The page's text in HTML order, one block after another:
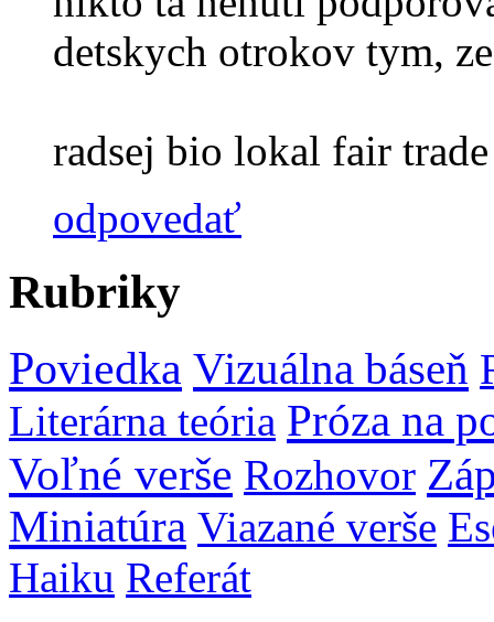
detskych otrokov tym,
radsej bio lokal fair
odpovedať
Rubriky
Poviedka Vizuálna báseň
Literárna teória Próza na
Voľné verše Rozhovor
Miniatúra Viazané verše
Haiku Referát